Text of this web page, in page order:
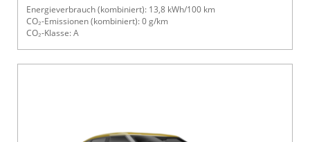
Energieverbrauch (kombiniert): 13,8 kWh/100 km
CO₂-Emissionen (kombiniert): 0 g/km
CO₂-Klasse: A